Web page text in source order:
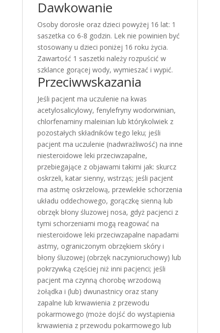
Dawkowanie
Osoby dorosłe oraz dzieci powyżej 16 lat: 1
saszetka co 6-8 godzin. Lek nie powinien być
stosowany u dzieci poniżej 16 roku życia.
Zawartość 1 saszetki należy rozpuścić w
szklance gorącej wody, wymieszać i wypić.
Przeciwwskazania
Jeśli pacjent ma uczulenie na kwas
acetylosalicylowy, fenylefryny wodorwinian,
chlorfenaminy maleinian lub którykolwiek z
pozostałych składników tego leku; jeśli
pacjent ma uczulenie (nadwrażliwość) na inne
niesteroidowe leki przeciwzapalne,
przebiegające z objawami takimi jak: skurcz
oskrzeli, katar sienny, wstrząs; jeśli pacjent
ma astmę oskrzelową, przewlekłe schorzenia
układu oddechowego, gorączkę sienną lub
obrzęk błony śluzowej nosa, gdyż pacjenci z
tymi schorzeniami mogą reagować na
niesteroidowe leki przeciwzapalne napadami
astmy, ograniczonym obrzękiem skóry i
błony śluzowej (obrzęk naczynioruchowy) lub
pokrzywką częściej niż inni pacjenci; jeśli
pacjent ma czynną chorobę wrzodową
żołądka i (lub) dwunastnicy oraz stany
zapalne lub krwawienia z przewodu
pokarmowego (może dojść do wystąpienia
krwawienia z przewodu pokarmowego lub